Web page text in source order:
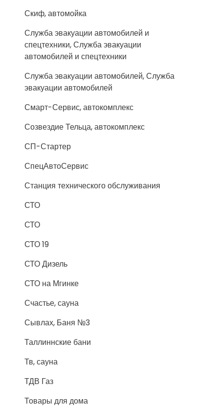
Скиф, автомойка
Служба эвакуации автомобилей и
спецтехники, Служба эвакуации
автомобилей и спецтехники
Служба эвакуации автомобилей, Служба
эвакуации автомобилей
Смарт-Сервис, автокомплекс
Созвездие Тельца, автокомплекс
СП-Стартер
СпецАвтоСервис
Станция технического обслуживания
СТО
СТО
СТО 19
СТО Дизель
СТО на Мгинке
Счастье, сауна
Сывлах, Баня №3
Таллиннские бани
Тв, сауна
ТДВ Газ
Товары для дома